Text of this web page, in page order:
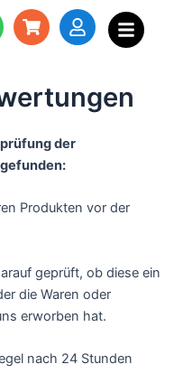
der
Produkten vor der
geprüft, ob diese ein
die Waren oder
erworben hat.
nach 24 Stunden